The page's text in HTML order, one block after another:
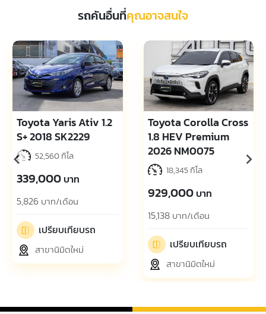
รถคันอื่นที่คุณอาจสนใจ
Toyota Yaris Ativ 1.2
S+ 2018 SK2229
52,560 กิโล
339,000 บาท
5,826 บาท/เดือน
เปรียบเทียบรถ
สาขานิมิตใหม่
Toyota Corolla Cross
1.8 HEV Premium
2026 NM0075
18,345 กิโล
929,000 บาท
15,138 บาท/เดือน
เปรียบเทียบรถ
สาขานิมิตใหม่